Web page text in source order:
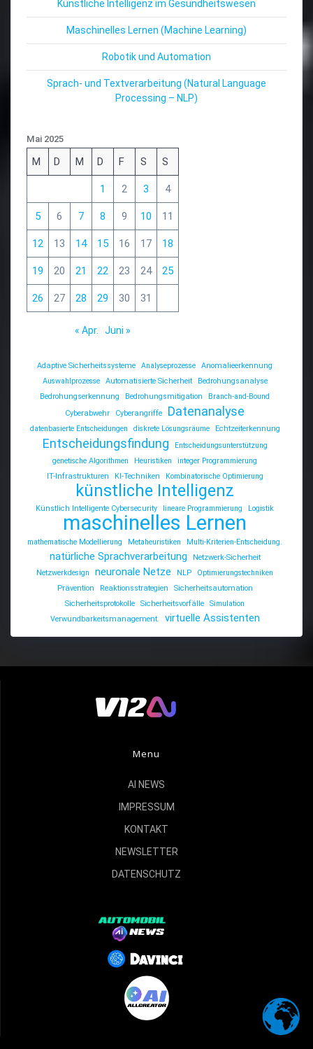
Künstliche Intelligenz im Gesundheitswesen
Maschinelles Lernen (Machine Learning)
Robotik und Automation
Sprach- und Textverarbeitung (Natural Language
Processing – NLP)
Mai 2025
M D M D F S S
1 2 3 4
5 6 7 8 9 10 11
12 13 14 15 16 17 18
19 20 21 22 23 24 25
26 27 28 29 30 31
« Apr. Juni »
Adaptive Sicherheitssysteme Analyseprozesse
Anomalieerkennung
Auswahlprozesse
Automatisierte Sicherheit
Bedrohungsanalyse
Bedrohungserkennung
Bedrohungsmitigation
Branch-and-Bound
Cyberabwehr
Cyberangriffe Datenanalyse
datenbasierte Entscheidungen diskrete Lösungsräume Echtzeiterkennung
Entscheidungsfindung
Entscheidungsunterstützung
genetische Algorithmen
Heuristiken
integer Programmierung
IT-Infrastrukturen
KI-Techniken Kombinatorische Optimierung
künstliche Intelligenz
Künstlich Intelligente Cybersecurity lineare Programmierung Logistik
maschinelles Lernen
mathematische Modellierung Metaheuristiken Multi-Kriterien-Entscheidung.
natürliche Sprachverarbeitung
Netzwerk-Sicherheit
Netzwerkdesign
neuronale Netze NLP
Optimierungstechniken
Prävention
Reaktionsstrategien
Sicherheitsautomation
Sicherheitsprotokolle
Sicherheitsvorfälle
Simulation
Verwundbarkeitsmanagement.
virtuelle Assistenten
Menu
AI NEWS
IMPRESSUM
KONTAKT
NEWSLETTER
DATENSCHUTZ